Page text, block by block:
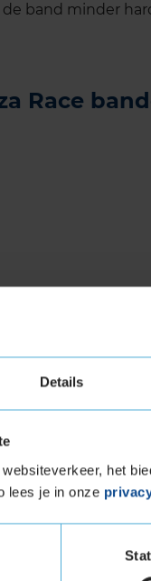
Details
het
lees je in onze
band minder
Race
zonder
de ANWB en
Dit betekent dat
dat u zich
maar de
profielstructuur